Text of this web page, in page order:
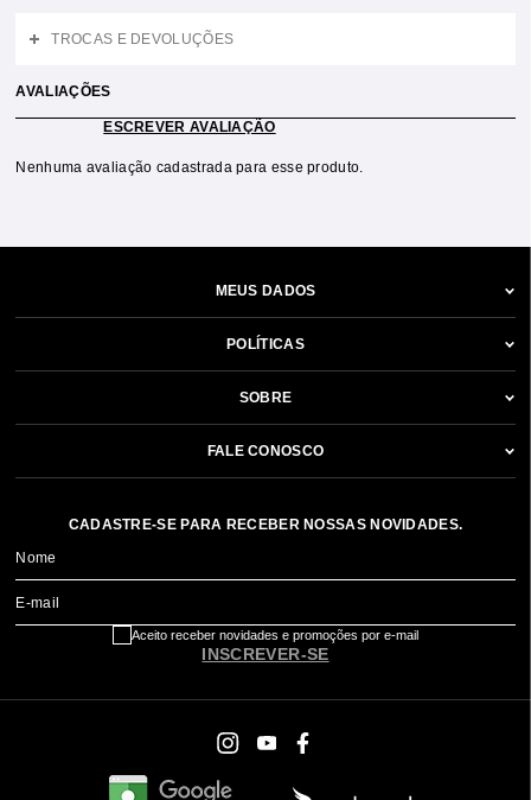
TROCAS E DEVOLUÇÕES
AVALIAÇÕES
ESCREVER AVALIAÇÃO
Nenhuma avaliação cadastrada para esse produto.
MEUS DADOS
POLÍTICAS
SOBRE
FALE CONOSCO
CADASTRE-SE PARA RECEBER NOSSAS NOVIDADES.
Nome
E-mail
INSCREVER-SE
Aceito receber novidades e promoções por e-mail